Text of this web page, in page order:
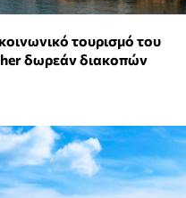
τουρισμό του
δωρεάν διακοπών